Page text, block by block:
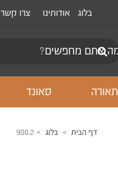
בלוג אודותינו צרו קשר
סאונד תאורה
דף הבית בלוג 900.2